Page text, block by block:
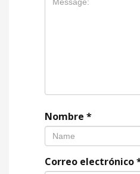
Nombre *
Correo electrónico